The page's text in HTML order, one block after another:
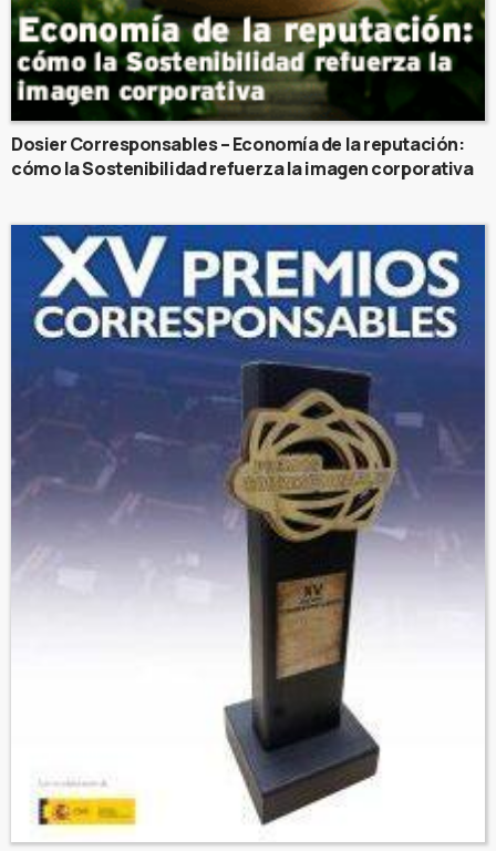
Dosier Corresponsables – Economía de la reputación:
cómo la Sostenibilidad refuerza la imagen corporativa